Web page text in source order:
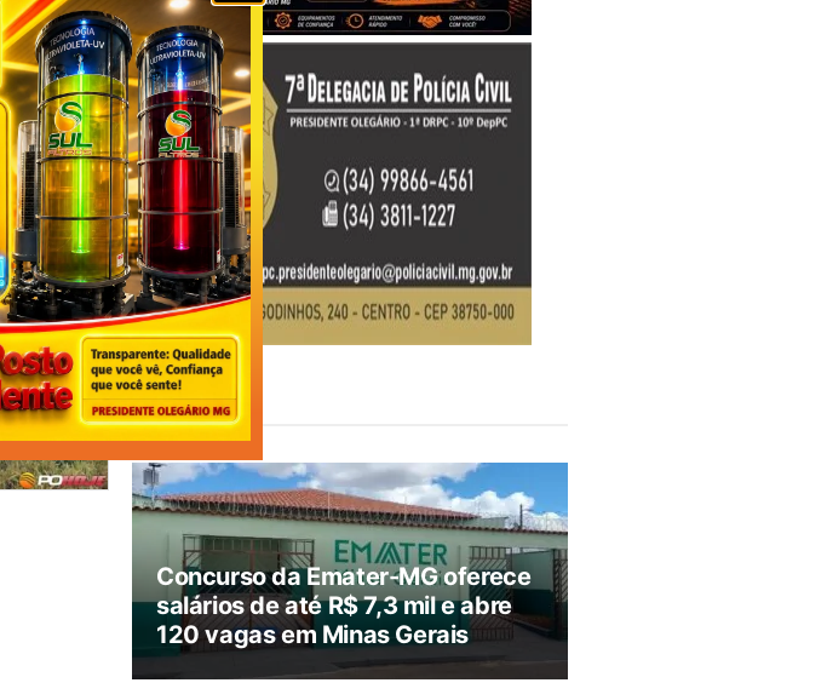
foi
LeiaTambém
Concurso da Emater-MG oferece
salários de até R$ 7,3 mil e abre
120 vagas em Minas Gerais